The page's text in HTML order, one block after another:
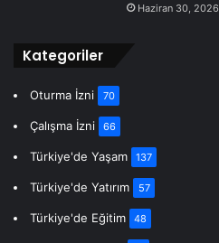
Haziran 30, 2026
Kategoriler
Oturma İzni 70
Çalışma İzni 66
Türkiye'de Yaşam 137
Türkiye'de Yatırım 57
Türkiye'de Eğitim 48